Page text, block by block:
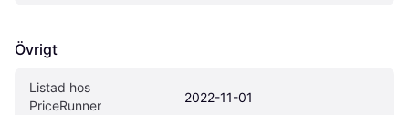
Övrigt
Listad hos
PriceRunner
2022-11-01